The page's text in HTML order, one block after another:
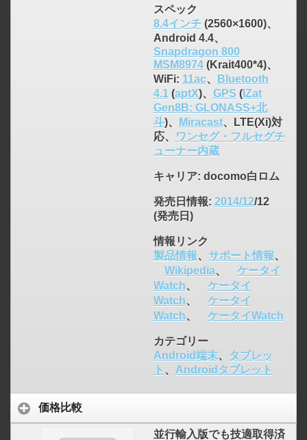
スペック
8.4インチ(2560×1600)、
Android 4.4、
Snapdragon 800
MSM8974(Krait400*4)、
WiFi: 11ac、
Bluetooth
4.1(aptX)、 GPS (IZat
Gen8B: GLONASS+北
斗)、 Miracast、LTE(Xi)対
応、
ワンセグ・フルセグチ
ューナー内蔵
キャリア: docomo白ロム
発売日情報: 2014/12/12
(発売日)
情報リンク
製品情報、 サポート情報、
Wikipedia、
ケータイ
Watch、
ケータイ
Watch、
ケータイ
Watch、 ケータイWatch
カテゴリー
Android端末、
タブレッ
ト 、 Androidタブレット
価格比較
並行輸入版でも技適取得済
click to expand contents
click to expand contents